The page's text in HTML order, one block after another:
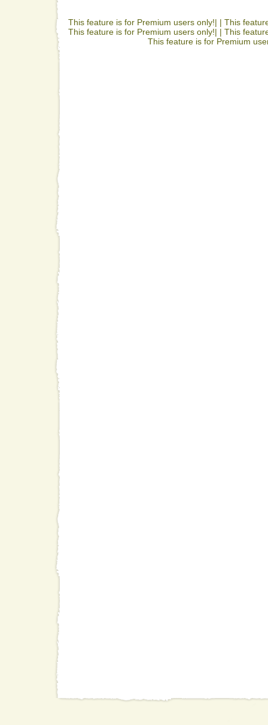
This feature is for Premium users only!| | This
This feature is for Premium users only!| | This
This feature is for Premium